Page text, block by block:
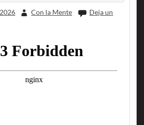
Con la Mente
Deja un